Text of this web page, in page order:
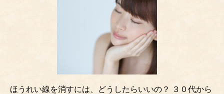
ほうれい線を消すには、どうしたらいいの？ ３０代から